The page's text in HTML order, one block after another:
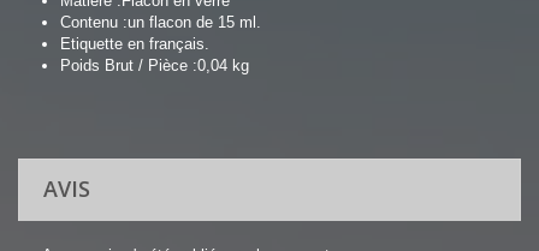
Contenu :un flacon de 15 ml.
Etiquette en français.
Poids Brut / Pièce :0,04 kg
AVIS